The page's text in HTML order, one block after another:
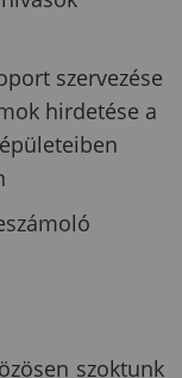
szervezése
hirdetése a
szoktunk